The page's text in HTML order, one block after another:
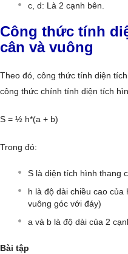
c, d: Là 2 cạnh bên.
Công thức tính
cân và vuông
Theo đó, công thức tính diện
công thức chính tính diện tích
S = ½ h*(a + b)
Trong đó:
S là diện tích hình thang
h là độ dài chiều cao
vuông góc với đáy)
a và b là độ dài của 2
Bài tập